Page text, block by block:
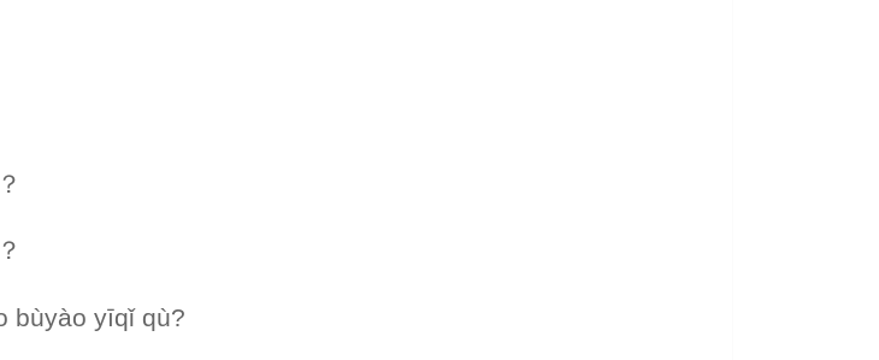
bùyào yīqǐ qù?